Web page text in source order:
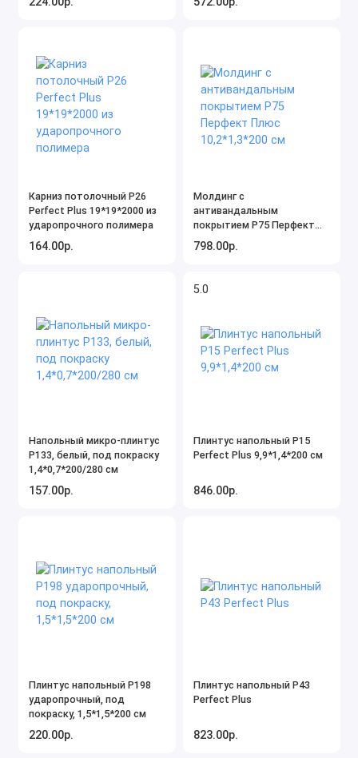
Карниз потолочный P26
Perfect Plus 19*19*2000 из
ударопрочного полимера
164.00р.
Молдинг с
антивандальным
покрытием P75 Перфект
Плюс 10,2*1,3*200 см
798.00р.
Напольный микро-плинтус
P133, белый, под покраску
1,4*0,7*200/280 см
157.00р.
5.0
Плинтус напольный P15
Perfect Plus 9,9*1,4*200 см
846.00р.
Плинтус напольный P198
ударопрочный, под
покраску, 1,5*1,5*200 см
220.00р.
Плинтус напольный P43
Perfect Plus
823.00р.